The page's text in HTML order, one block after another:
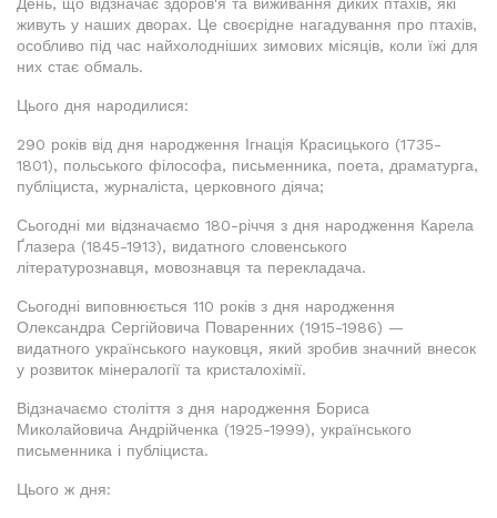
живуть у наших дворах. Це своєрідне нагадування про птахів,
особливо під час найхолодніших зимових місяців, коли їжі для
них стає обмаль.
Цього дня народилися:
290 років від дня народження Ігнація Красицького (1735-
1801), польського філософа, письменника, поета, драматурга,
публіциста, журналіста, церковного діяча;
Сьогодні ми відзначаємо 180-річчя з дня народження Карела
Ґлазера (1845-1913), видатного словенського
літературознавця, мовознавця та перекладача.
Сьогодні виповнюється 110 років з дня народження
Олександра Сергійовича Поваренних (1915-1986) —
видатного українського науковця, який зробив значний внесок
у розвиток мінералогії та кристалохімії.
Відзначаємо століття з дня народження Бориса
Миколайовича Андрійченка (1925-1999), українського
письменника і публіциста.
Цього ж дня: